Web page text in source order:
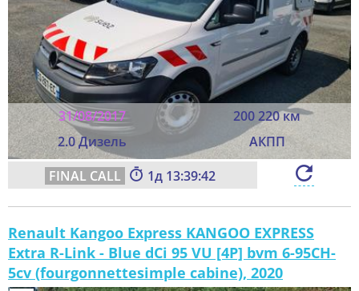
31/08/2017
200 220 км
2.0 Дизель
АКПП
1 13:39:40
Renault Kangoo Express KANGOO EXPRESS
Extra R-Link - Blue dCi 95 VU [4P] bvm 6-95CH-
5cv (fourgonnettesimple cabine), 2020